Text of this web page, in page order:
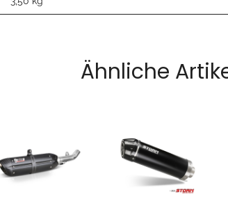
Ähnliche